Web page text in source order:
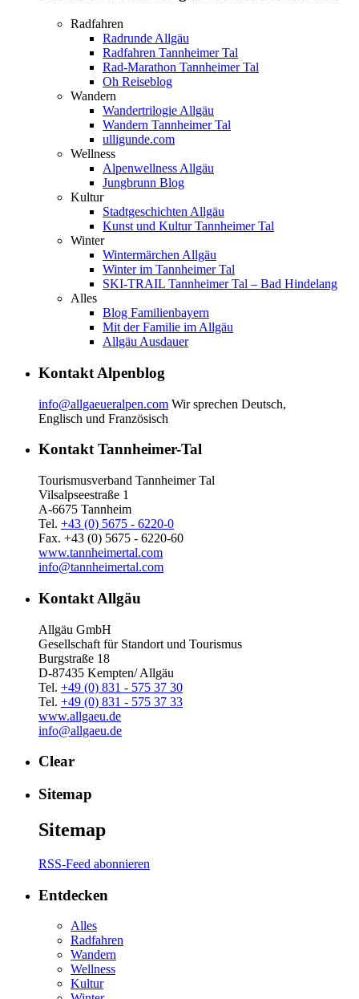
Radfahren
Radrunde Allgäu
Radfahren Tannheimer Tal
Rad-Marathon Tannheimer Tal
Oh Reiseblog
Wandern
Wandertrilogie Allgäu
Wandern Tannheimer Tal
ulligunde.com
Wellness
Alpenwellness Allgäu
Jungbrunn Blog
Kultur
Stadtgeschichten Allgäu
Kunst und Kultur Tannheimer Tal
Winter
Wintermärchen Allgäu
Winter im Tannheimer Tal
SKI-TRAIL Tannheimer Tal – Bad Hindelang
Alles
Blog Familienbayern
Mit der Familie im Allgäu
Allgäu Ausdauer
Kontakt Alpenblog
info@allgaeueralpen.com Wir sprechen Deutsch,
Englisch und Französisch
Kontakt Tannheimer-Tal
Tourismusverband Tannheimer Tal
Vilsalpseestraße 1
A-6675 Tannheim
Tel. +43 (0) 5675 - 6220-0
Fax. +43 (0) 5675 - 6220-60
www.tannheimertal.com
info@tannheimertal.com
Kontakt Allgäu
Allgäu GmbH
Gesellschaft für Standort und Tourismus
Burgstraße 18
D-87435 Kempten/ Allgäu
Tel. +49 (0) 831 - 575 37 30
Tel. +49 (0) 831 - 575 37 33
www.allgaeu.de
info@allgaeu.de
Clear
Sitemap
Sitemap
RSS-Feed abonnieren
Entdecken
Alles
Radfahren
Wandern
Wellness
Kultur